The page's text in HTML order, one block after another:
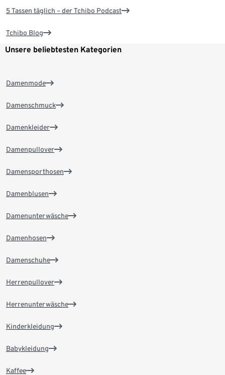
5 Tassen täglich – der Tchibo Podcast
Tchibo Blog
Unsere beliebtesten Kategorien
Damenmode
Damenschmuck
Damenkleider
Damenpullover
Damensporthosen
Damenblusen
Damenunterwäsche
Damenhosen
Damenschuhe
Herrenpullover
Herrenunterwäsche
Kinderkleidung
Babykleidung
Kaffee